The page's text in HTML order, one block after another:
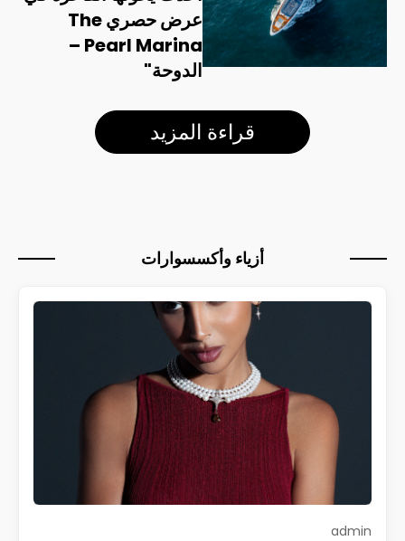
عرض حصري The
Pearl Marina –
الدوحة"
قراءة المزيد
أزياء وأكسسوارات
admin